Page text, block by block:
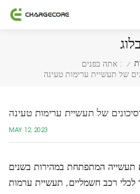
אתה בפנים : /
של תעשיית ערימות טעינה
של תעשיית ערימות טעינה
MAY 12, 2023
תעשייה המתפתחת במהירות בשנים
לכלי רכב חשמליים, תעשיית ערמות